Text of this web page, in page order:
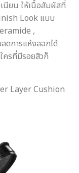
นียน ให้เนื้อสัมผัสที่
Look แบบ
,
ดการแห้งลอกได้
ครที่มีรอยสิวก็
Layer Cushion